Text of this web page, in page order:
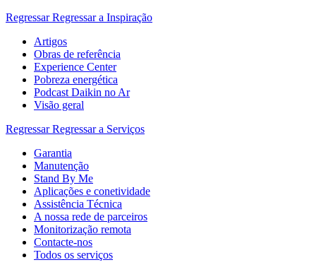
Regressar Regressar a Inspiração
Artigos
Obras de referência
Experience Center
Pobreza energética
Podcast Daikin no Ar
Visão geral
Regressar Regressar a Serviços
Garantia
Manutenção
Stand By Me
Aplicações e conetividade
Assistência Técnica
A nossa rede de parceiros
Monitorização remota
Contacte-nos
Todos os serviços